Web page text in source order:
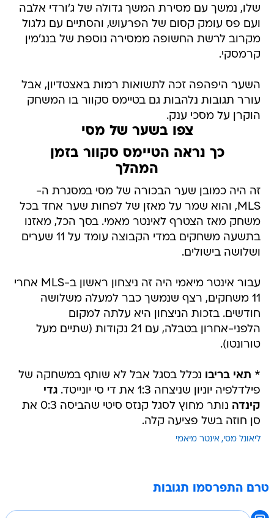
שלו, נמשך עם מסירת המשך גדולה של ג'ורדי אלבה
ועם פס עומק קסום של הפרעוש, והסתיים עם גלגול
מקרוב לרשת החשופה ממסירה נוספת של בנג'מין
קרמסקי.
השער היפהפה זכה לתשואות רמות באצטדיון, אבל
עורר תגובות נלהבות גם בטיימס סקוור בו המשחק
הוקרן על מסכי ענק.
צפו בשער של מסי
כך נראה הטיימס סקוור בזמן
המהלך
זה היה כמובן שער הבכורה של מסי במסגרת ה-
MLS, והוא שמר על מאזן של לפחות שער אחד בכל
משחק מאז הצטרף לאינטר מאמי. בסך הכל, מאזנו
בתשעה משחקים במדי הקבוצה עומד על 11 שערים
ושלושה בישולים.
עבור אינטר מיאמי היה זה ניצחון ראשון ב-MLS אחרי
11 משחקים, רצף שנמשך כבר למעלה משלושה
חודשים. בזכות הניצחון היא עלתה למקום
הלפני-אחרון בטבלה, עם 21 נקודות (שתיים מעל
טורונטו).
* תאי בריבו נכלל בסגל אבל לא שותף במשחקה של
פילדלפיה יוניון שניצחה 1:3 את די סי יונייטד.
גדי
קינדה
נותר מחוץ לסגל קנזס סיטי שהביסה 0:3 את
סן חוזה בשל פציעה קלה.
ליאונל מסי אינטר מיאמי
טרם התפרסמו תגובות